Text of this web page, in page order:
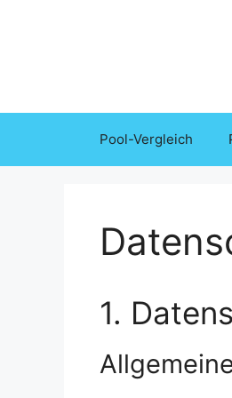
Pool-Vergleich
1.